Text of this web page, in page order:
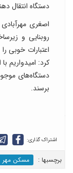
دستگاه انتقال
اصغری مهرآبادی
روبنایی و
اعتبارات خوبی
کرد: امیدواریم
دستگاه‌های
برسند.
اشتراک گذاری:
برچسب‎ها : مسکن مهر